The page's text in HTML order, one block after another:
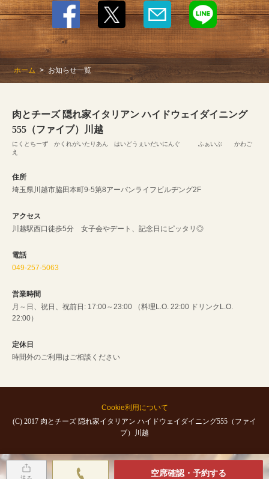
ホーム お知らせ一覧
肉とチーズ 隠れ家イタリアン ハイドウェイダイニング
555（ファイブ）川越
にくとちーず かくれがいたりあん はいどうぇいだいにんぐ ふぁいぶ かわご
え
住所
埼玉県川越市脇田本町9-5第8アーバンライフビルヂング2F
アクセス
川越駅西口徒歩5分 女子会やデート、記念日にピッタリ◎
電話
049-257-5063
営業時間
月～日、祝日、祝前日: 17:00～23:00 （料理L.O. 22:00 ドリンクL.O.
22:00）
定休日
時間外のご利用はご相談ください
Cookie利用について
(C) 2017 肉とチーズ 隠れ家イタリアン ハイドウェイダイニング555（ファイ
ブ）川越
空席確認・予約する